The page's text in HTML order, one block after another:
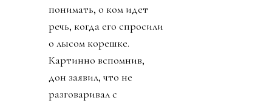
понимать, о ком идет
речь, когда его спросили
о лысом корешке.
Картинно вспомнив,
дон заявил, что не
разговаривал с